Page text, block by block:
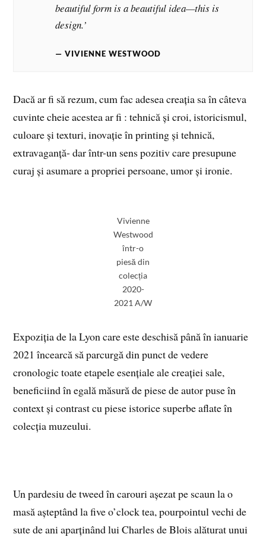
beautiful form is a beautiful idea—this is
design.’
VIVIENNE WESTWOOD
Dacă ar fi să rezum, cum fac adesea creația sa în câteva
cuvinte cheie acestea ar fi : tehnică și croi, istoricismul,
culoare și texturi, inovație în printing și tehnică,
extravaganță- dar într-un sens pozitiv care presupune
curaj și asumare a propriei persoane, umor și ironie.
Vivienne
Westwood
într-o
piesă din
colecția
2020-
2021 A/W
Expoziția de la Lyon care este deschisă până în ianuarie
2021 încearcă să parcurgă din punct de vedere
cronologic toate etapele esențiale ale creației sale,
beneficiind în egală măsură de piese de autor puse în
context și contrast cu piese istorice superbe aflate în
colecția muzeului.
Un pardesiu de tweed în carouri așezat pe scaun la o
masă așteptând la five o’clock tea, pourpointul vechi de
sute de ani aparținând lui Charles de Blois alăturat unui